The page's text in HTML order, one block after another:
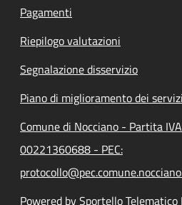
Pagamenti
Riepilogo valutazioni
Segnalazione disservizio
Piano di miglioramento dei servizi
Comune di Nocciano - Partita
00221360688 - PEC:
Powered by Sportello